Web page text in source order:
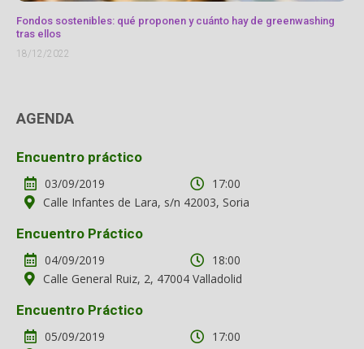
Fondos sostenibles: qué proponen y cuánto hay de greenwashing
tras ellos
18/12/2022
AGENDA
Encuentro práctico
03/09/2019
17:00
Calle Infantes de Lara, s/n 42003, Soria
Encuentro Práctico
04/09/2019
18:00
Calle General Ruiz, 2, 47004 Valladolid
Encuentro Práctico
05/09/2019
17:00